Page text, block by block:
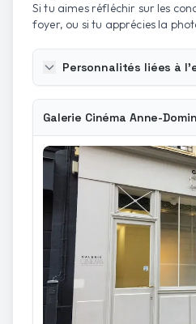
Si tu aimes réfléchir sur les
foyer, ou si tu apprécies la
Personnalités liées à
Galerie Cinéma Anne-